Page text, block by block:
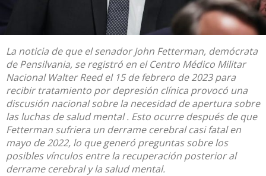
La noticia de que el senador John Fetterman, demócrata
de Pensilvania, se registró en el Centro Médico Militar
Nacional Walter Reed el 15 de febrero de 2023 para
recibir tratamiento por depresión clínica provocó una
discusión nacionalsobre la necesidad deapertura sobre
las luchas de salud mental. Esto ocurre después de que
Fetterman sufriera un derrame cerebral casi fatalen
mayo de 2022, lo que generó preguntas sobre los
posibles vínculosentre la recuperación posterior al
derrame cerebral y la salud mental.